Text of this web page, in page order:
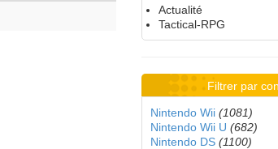
Actualité
Tactical-RPG
Filtrer par
Nintendo Wii (1081)
Nintendo Wii U (682)
Nintendo DS (1100)